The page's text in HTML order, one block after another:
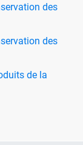
des
des
de la